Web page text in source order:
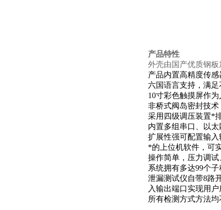
产品特性
外壳由国产优质钢
产品内置高精度传
六国语言支持，满
10寸彩色触摸屏作
非桥式阀岛密封技
采用四级调压装置*
内置多组串口、以
扩展性强可配置输
*的上位机软件，可
操作简单，压力调
系统拥有多达99个
泄漏测试仪自带8路
入输出端口实现用
所有检测方式方法